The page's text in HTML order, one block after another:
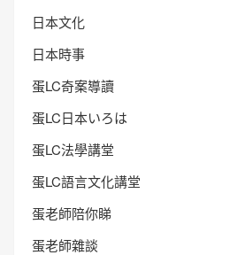
日本文化
日本時事
蛋LC奇案導讀
蛋LC日本いろは
蛋LC法學講堂
蛋LC語言文化講堂
蛋老師陪你睇
蛋老師雜談